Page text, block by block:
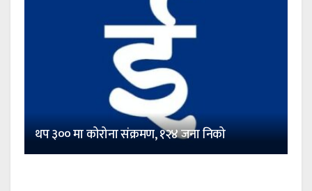
थप ३०० मा कोरोना संक्रमण, १२४ जना निको